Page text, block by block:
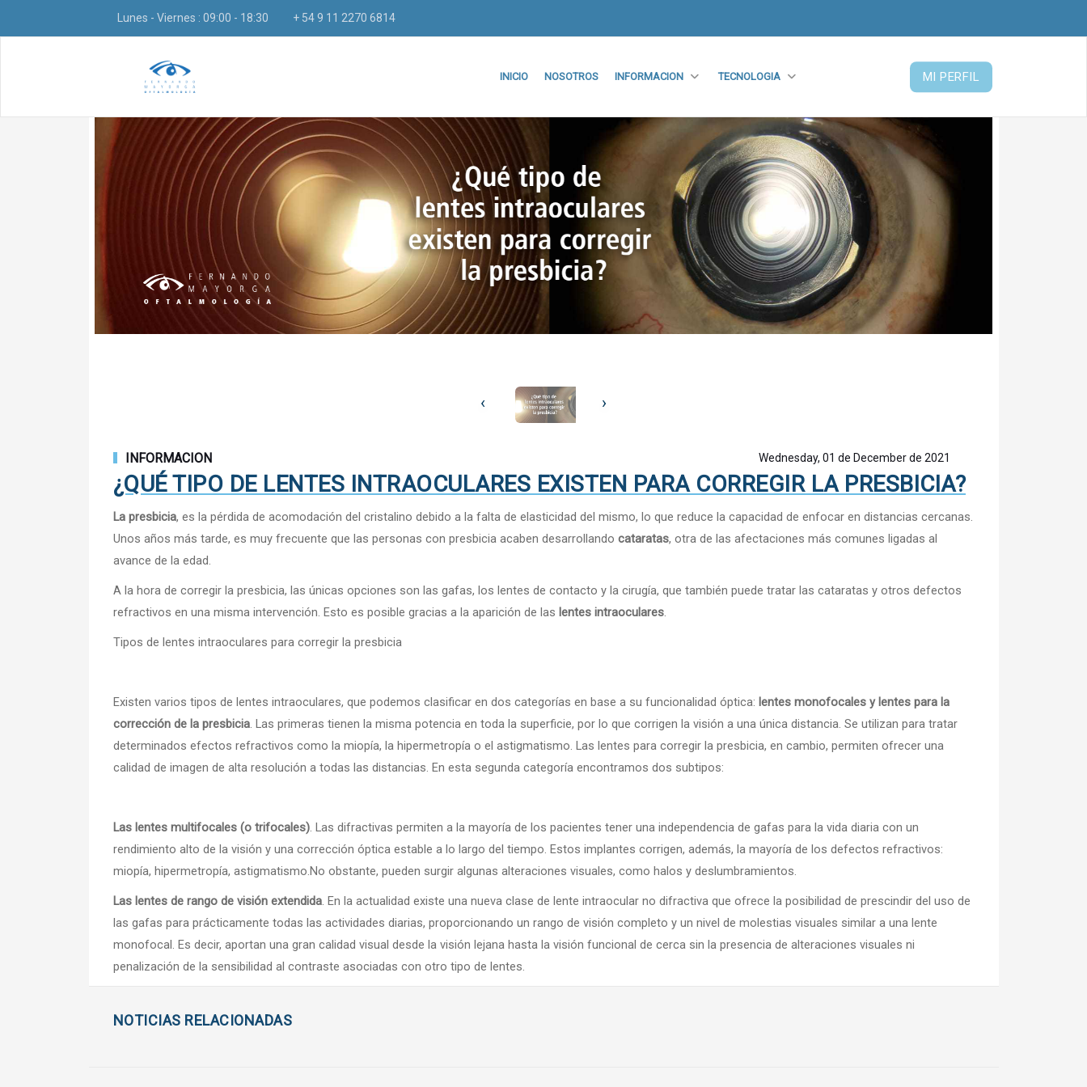
Lunes - Viernes : 09:00 - 18:30 + 54 9 11 2270 6814
INICIO NOSOTROS INFORMACION TECNOLOGIA MI PERFIL
‹ ›
INFORMACION Wednesday, 01 de December de 2021
¿QUÉ TIPO DE LENTES INTRAOCULARES EXISTEN PARA CORREGIR LA PRESBICIA?
La presbicia, es la pérdida de acomodación del cristalino debido a la falta de elasticidad del mismo, lo que reduce la capacidad de enfocar en distancias cercanas.
Unos años más tarde, es muy frecuente que las personas con presbicia acaben desarrollando cataratas, otra de las afectaciones más comunes ligadas al
avance de la edad.
A la hora de corregir la presbicia, las únicas opciones son las gafas, los lentes de contacto y la cirugía, que también puede tratar las cataratas y otros defectos
refractivos en una misma intervención. Esto es posible gracias a la aparición de las lentes intraoculares.
Tipos de lentes intraoculares para corregir la presbicia
Existen varios tipos de lentes intraoculares, que podemos clasificar en dos categorías en base a su funcionalidad óptica: lentes monofocales y lentes para la
corrección de la presbicia. Las primeras tienen la misma potencia en toda la superficie, por lo que corrigen la visión a una única distancia. Se utilizan para tratar
determinados efectos refractivos como la miopía, la hipermetropía o el astigmatismo. Las lentes para corregir la presbicia, en cambio, permiten ofrecer una
calidad de imagen de alta resolución a todas las distancias. En esta segunda categoría encontramos dos subtipos:
Las lentes multifocales (o trifocales). Las difractivas permiten a la mayoría de los pacientes tener una independencia de gafas para la vida diaria con un
rendimiento alto de la visión y una corrección óptica estable a lo largo del tiempo. Estos implantes corrigen, además, la mayoría de los defectos refractivos:
miopía, hipermetropía, astigmatismo.No obstante, pueden surgir algunas alteraciones visuales, como halos y deslumbramientos.
Las lentes de rango de visión extendida. En la actualidad existe una nueva clase de lente intraocular no difractiva que ofrece la posibilidad de prescindir del uso de
las gafas para prácticamente todas las actividades diarias, proporcionando un rango de visión completo y un nivel de molestias visuales similar a una lente
monofocal. Es decir, aportan una gran calidad visual desde la visión lejana hasta la visión funcional de cerca sin la presencia de alteraciones visuales ni
penalización de la sensibilidad al contraste asociadas con otro tipo de lentes.
NOTICIAS RELACIONADAS